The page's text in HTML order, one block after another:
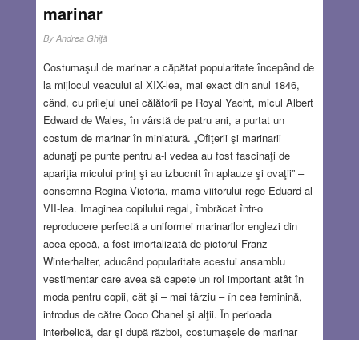
marinar
By Andrea Ghiţă
Costumaşul de marinar a căpătat popularitate începând de
la mijlocul veacului al XIX-lea, mai exact din anul 1846,
când, cu prilejul unei călătorii pe Royal Yacht, micul Albert
Edward de Wales, în vârstă de patru ani, a purtat un
costum de marinar în miniatură. „Ofiţerii şi marinarii
adunaţi pe punte pentru a-l vedea au fost fascinaţi de
apariţia micului prinţ şi au izbucnit în aplauze şi ovaţii” –
consemna Regina Victoria, mama viitorului rege Eduard al
VII-lea. Imaginea copilului regal, îmbrăcat într-o
reproducere perfectă a uniformei marinarilor englezi din
acea epocă, a fost imortalizată de pictorul Franz
Winterhalter, aducând popularitate acestui ansamblu
vestimentar care avea să capete un rol important atât în
moda pentru copii, cât şi – mai târziu – în cea feminină,
introdus de către Coco Chanel şi alţii. În perioada
interbelică, dar şi după război, costumaşele de marinar